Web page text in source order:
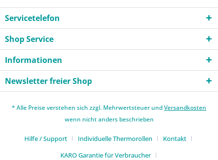
Servicetelefon
Shop Service
Informationen
Newsletter freier Shop
* Alle Preise verstehen sich zzgl. Mehrwertsteuer undVersandkosten
wenn nicht anders beschrieben
Hilfe / Support Individuelle Thermorollen
Kontakt
KARO Garantie für Verbraucher